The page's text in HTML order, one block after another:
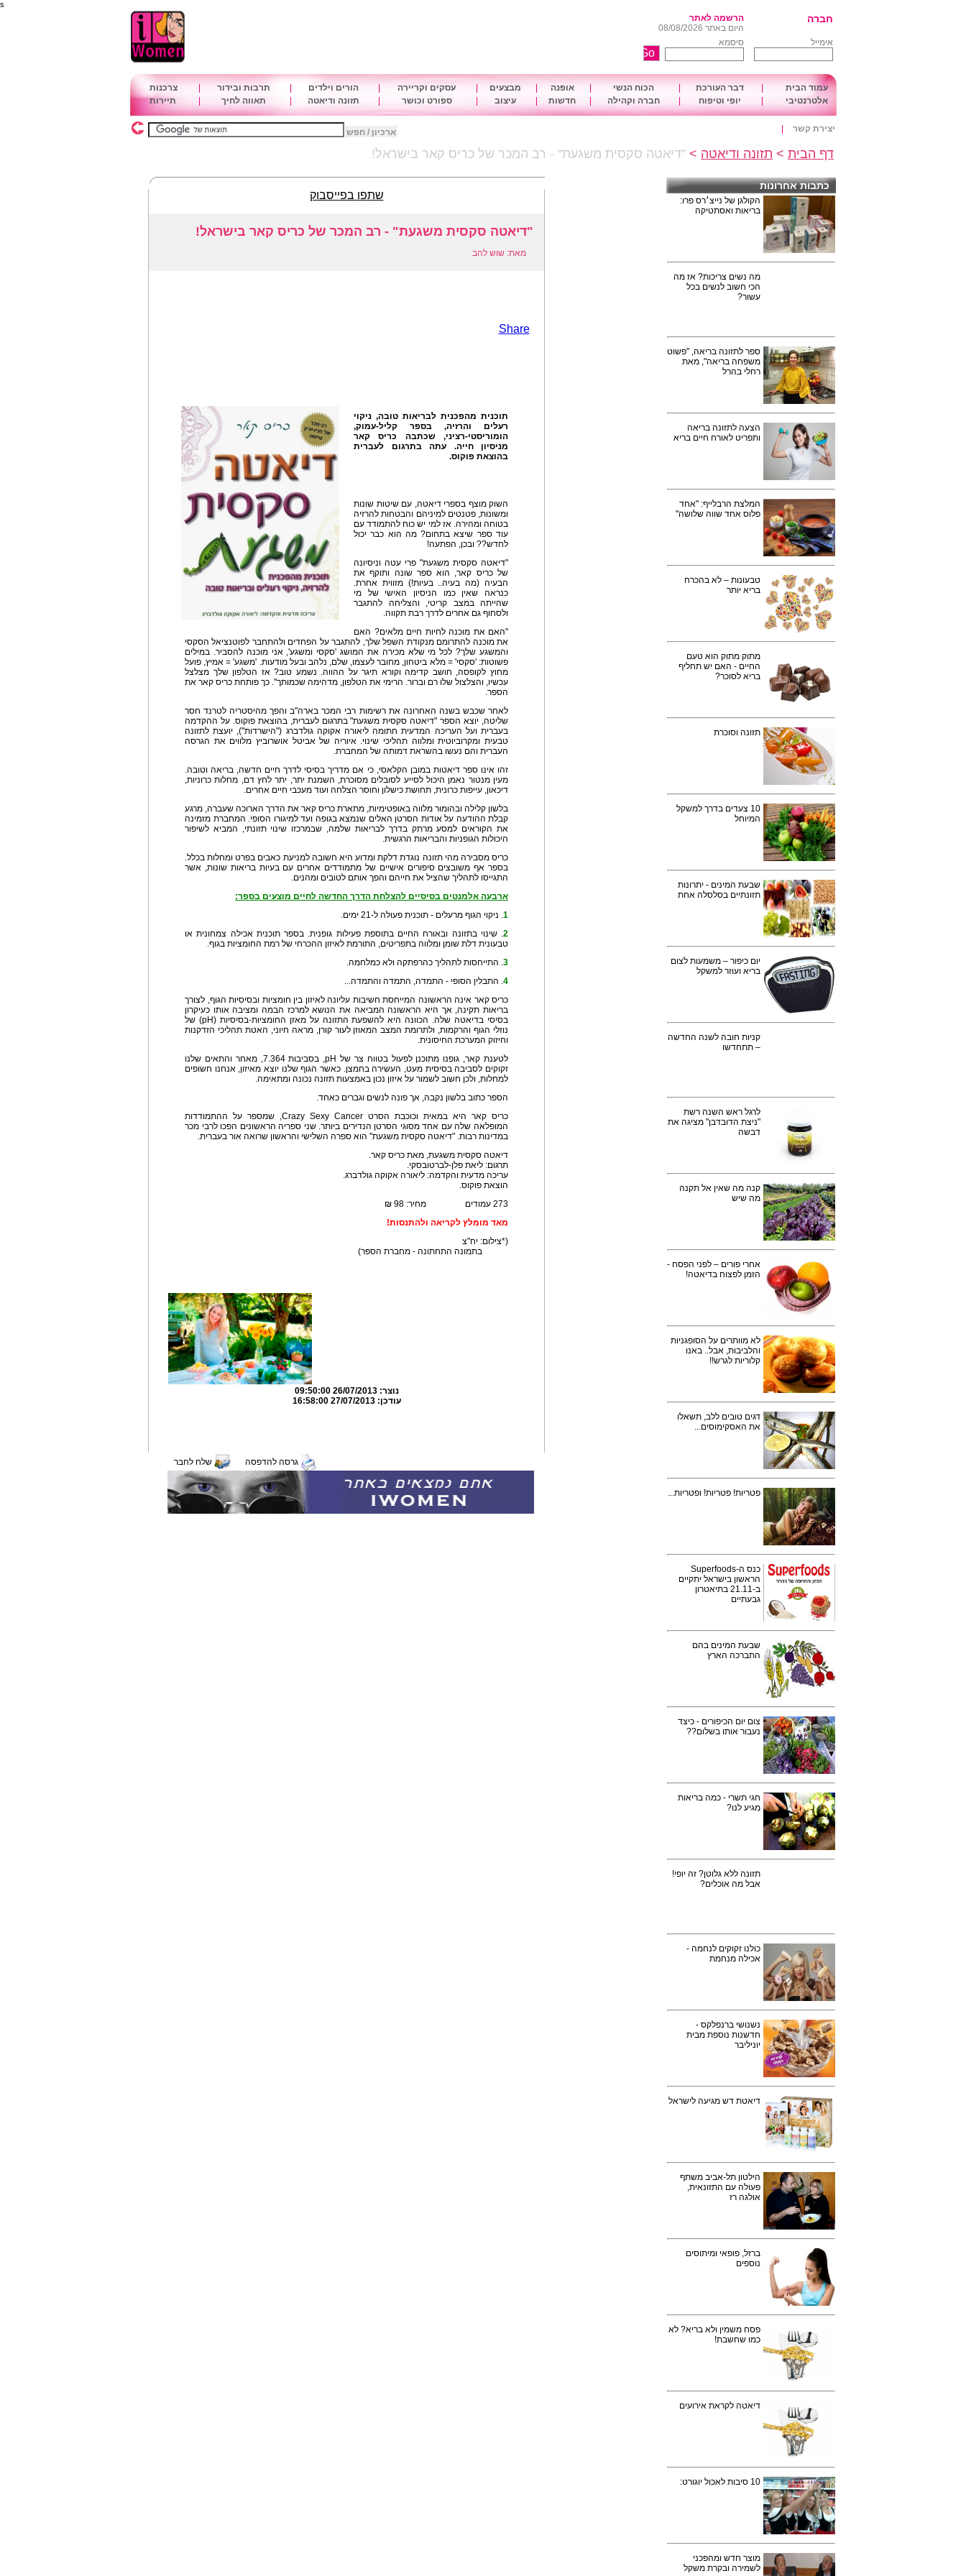
s
חברה
הרשמה לאתר
היום באתר 08/08/2026
אימייל
סיסמא
עמוד הבית דבר העורכת הכוח הנשי אופנה מבצעים עסקים וקריירה הורים וילדים תרבות ובידור
צרכנות
אלטרנטיבי
יופי וטיפוח חברה וקהילה חדשות עיצוב ספורט וכושר תזונה ודיאטה תאווה לחיך תיירות
יצירת קשר ארכיון / חפש
דף הבית > תזונה ודיאטה > "דיאטה סקסית משגעת" - רב המכר של כריס קאר בישראל!
כתבות אחרונות
הקולגן של נייצ׳רס פרו:
בריאות ואסתטיקה
מה נשים צריכות? אז מה
הכי חשוב לנשים בכל
עשור?
ספר לתזונה בריאה, "פשוט
משפחה בריאה", מאת
רחלי בהרל
הצעה לתזונה בריאה
ותפריט לאורח חיים בריא
המלצת הרבלייף: "אחד
פלוס אחד שווה שלושה"
טבעונות – לא בהכרח
בריא יותר
מתוק מתוק הוא טעם
החיים - האם יש תחליף
בריא לסוכר?
תזונה וסוכרת
10 צעדים בדרך למשקל
המיוחל
שבעת המינים - יתרונות
תזונתיים בסלסלה אחת
יום כיפור – משמעות לצום
בריא ועוזר למשקל
קניות חובה לשנה החדשה
– תתחדשו
לרגל ראש השנה רשת
"ניצת הדובדבן" מציגה את
דבשה
קנה מה שאין אל תקנה
מה שיש
אחרי פורים – לפני הפסח -
הזמן לפצוח בדיאטה!
לא מוותרים על הסופגניות
והלביבות, אבל.. באנו
קלוריות לגרש!!
דגים טובים ללב, תשאלו
את האסקימוסים...
פטריות! פטריות! ופטריות...
כנס ה-Superfoods
הראשון בישראל יתקיים
ב-21.11 בתיאטרון
גבעתיים
שבעת המינים בהם
התברכה הארץ
צום יום הכיפורים - כיצד
נעבור אותו בשלום??
חגי תשרי - כמה בריאות
מגיע לנו?
תזונה ללא גלוטן? זה יופי!
אבל מה אוכלים?
כולנו זקוקים לנחמה -
אכילה מנחמת
נשנושי ברנפלקס -
חדשנות נוספת מבית
יוניליבר
דיאטת דש מגיעה לישראל
הילטון תל-אביב משתף
פעולה עם התזונאית,
אולגה רז
ברזל, פופאי ומיתוסים
נוספים
פסח משמין ולא בריא? לא
כמו שחשבת!
דיאטה לקראת אירועים
10 סיבות לאכול יוגורט:
מוצר חדש ומהפכני
לשמירה ובקרת משקל
שתפו בפייסבוק
"דיאטה סקסית משגעת" - רב המכר של כריס קאר בישראל!
מאת: שוש להב
Share
תוכנית מהפכנית לבריאות טובה, ניקוי
רעלים והרזיה, בספר קליל-עמוק,
הומוריסטי-רציני, שכתבה כריס קאר
מניסיון חייה. עתהבתרגום לעברית
בהוצאת פוקוס.
השוק מוצף בספרי דיאטה, עם שיטות שונות
ומשונות, פטנטים למיניהם והבטחות להרזיה
בטוחה ומהירה. אז למי יש כוח להתמודד עם
עוד ספר שיצא בתחום? מה הוא כבר יכול
לחדש?? ובכן, הפתעה!
"דיאטה סקסית משגעת" פרי עטה וניסיונה
של כריס קאר, הוא ספר שונה ותוקף את
הבעיה (מה בעיה.. בעיות!) מזווית אחרת.
כנראה שאין כמו הניסיון האישי של מי
שהייתה במצב קריטי, והצליחה להתגבר
ולסחוף גם אחרים לדרך רבת תקווה.
"האם את מוכנה לחיות חיים מלאים? האם
את מוכנה להתרומם מנקודת השפל שלך, להתגבר על הפחדים ולהתחבר לפוטנציאל הסקסי
והמשגע שלך? לכל מי שלא מכירה את המושג 'סקסי ומשגע', אני מוכנה להסביר. במילים
פשוטות: 'סקסי' = מלא ביטחון, מחובר לעצמו, שלם, נלהב ובעל מודעות. 'משגע' = אמיץ, פועל
מחוץ לקופסה, חושב קדימה וקורא תיגר על ההווה. נשמע טוב? אז הטלפון שלך מצלצל
עכשיו, והצלצול שלו רם וברור. הרימי את הטלפון, מדהימה שכמותך". כך פותחת כריס קאר את
הספר.
לאחר שכבש בשנה האחרונה את רשימות רבי המכר בארה"ב והפך מהיסטריה לטרנד חסר
שליטה, יוצא הספר "דיאטה סקסית משגעת" בתרגום לעברית, בהוצאת פוקוס. על ההקדמה
בעברית ועל העריכה המדעית חתומה ליאורה אקוקה גולדברג ("הישרדות"), יועצת לתזונה
טבעית ומקרוביוטית ומלווה תהליכי שינוי. איוריה של אביטל אושרוביץ מלווים את הגרסה
העברית והם נעשו בהשראת דמותה של המחברת.
זהו אינו ספר דיאטות במובן הקלאסי, כי אם מדריך בסיסי לדרך חיים חדשה, בריאה וטובה.
מעין מנטור נאמן היכול לסייע לסובלים מסוכרת, השמנת יתר, יתר לחץ דם, מחלות כרוניות,
דיכאון, עייפות כרונית, תחושת כישלון וחוסר הצלחה ועוד מעכבי חיים אחרים.
בלשון קלילה ובהומור מלווה באופטימיות, מתארת כריס קאר את הדרך הארוכה שעברה, מרגע
קבלת ההודעה על אודות הסרטן האלים שנמצא בגופה ועד למיגורו הסופי. המחברת מזמינה
את הקוראים למסע מרתק בדרך לבריאות שלמה, שבמרכזו שינוי תזונתי, המביא לשיפור
היכולות הגופניות והבריאות הרגשית.
כריס מסבירה מהי תזונה נוגדת דלקת ומדוע היא חשובה למניעת כאבים בפרט ומחלות בכלל.
בספר אף משובצים סיפורים אישיים של מתמודדים אחרים עם בעיות בריאות שונות, אשר
התגייסו לתהליך שהציל את חייהם והפך אותם לטובים ומהנים.
ארבעה אלמנטים בסיסיים להצלחת הדרך החדשה לחיים מוצעים בספר:
1. ניקוי הגוף מרעלים - תוכנית פעולה ל-21 ימים.
2. שינוי בתזונה ובאורח החיים בתוספת פעילות גופנית. בספר תוכנית אכילה צמחונית או
טבעונית דלת שומן ומלווה בתפריטים, התורמת לאיזון ההכרחי של רמת החומציות בגוף.
3. התייחסות לתהליך כהרפתקה ולא כמלחמה.
4. התבלין הסופי - התמדה, התמדה והתמדה...
כריס קאר אינה הראשונה המייחסת חשיבות עליונה לאיזון בין חומציות ובסיסיות הגוף, לצורך
בריאות תקינה, אך היא הראשונה המביאה את הנושא למרכז הבמה ומציבה אותו כעיקרון
בסיסי בדיאטה שלה. הכוונה היא להשפעת התזונה על מאזן החומציות-בסיסיות (pH) של
נוזלי הגוף והרקמות, ולתרומת המצב המאוזן לעור קורן, מראה חיוני, האטת תהליכי הזדקנות
וחיזוק המערכת החיסונית.
לטענת קאר, גופנו מתוכנן לפעול בטווח צר של pH, בסביבות 7.364, מאחר והתאים שלנו
זקוקים לסביבה בסיסית מעט, העשירה בחמצן. כאשר הגוף שלנו יוצא מאיזון, אנחנו חשופים
למחלות, ולכן חשוב לשמור על איזון נכון באמצעות תזונה נכונה ומתאימה.
הספר כתוב בלשון נקבה, אך פונה לנשים וגברים כאחד.
כריס קאר היא במאית וכוכבת הסרט Crazy Sexy Cancer, שמספר על ההתמודדות
המופלאה שלה עם אחד מסוגי הסרטן הנדירים ביותר. שני ספריה הראשונים הפכו לרבי מכר
במדינות רבות. "דיאטה סקסית משגעת" הוא ספרה השלישי והראשון שרואה אור בעברית.
דיאטה סקסית משגעת, מאת כריס קאר.
תרגום: ליאת פלן-לברטובסקי.
עריכה מדעית והקדמה: ליאורה אקוקה גולדברג.
הוצאת פוקוס.
273 עמודים מחיר: 98 ₪
מאד מומלץ לקריאה ולהתנסות!
(*צילום: יח"צ
בתמונה התחתונה - מחברת הספר)
נוצר:26/07/2013 09:50:00
עודכן:27/07/2013 16:58:00
גרסה להדפסה שלח לחבר